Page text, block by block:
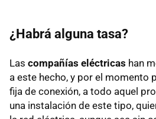
¿Habrá alguna tasa?
Las compañías eléctricas han
a este hecho, y por el momento
fija de conexión, a todo aquel
una instalación de este tipo,